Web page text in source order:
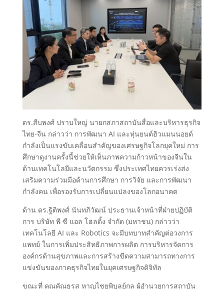
ดร.สืบพงศ์ ปราบใหญ่ นายกสภาสถาบันสื่อและบริหารธุรกิจ
ไทย-จีน กล่าวว่า การพัฒนา AI และหุ่นยนต์ฮิวแมนนอยด์
กำลังเป็นแรงขับเคลื่อนสำคัญของเศรษฐกิจโลกยุคใหม่ การ
ศึกษาดูงานครั้งนี้ช่วยให้เห็นภาพความก้าวหน้าของจีนใน
ด้านเทคโนโลยีและนวัตกรรม ซึ่งประเทศไทยควรเร่งส่ง
เสริมความร่วมมือด้านการศึกษา การวิจัย และการพัฒนา
กำลังคน เพื่อรองรับการเปลี่ยนแปลงของโลกอนาคต
ด้าน ดร.ฐิติพงศ์ นันทภิวัฒน์ ประธานเจ้าหน้าที่ฝ่ายปฏิบัติ
การ บริษัท พี ซี แอล โฮลดิ้ง จำกัด (มหาชน) กล่าวว่า
เทคโนโลยี AI และ Robotics จะมีบทบาทสำคัญต่อวงการ
แพทย์ ในการเพิ่มประสิทธิภาพการผลิต การบริหารจัดการ
องค์กรด้านสุขภาพและการสร้างขีดความสามารถทางการ
แข่งขันของภาคธุรกิจไทยในยุคเศรษฐกิจดิจิทัล
ขณะที่ คุณคัณธรส หาญไชยพิบุลย์กุล ผู้อำนวยการสถาบัน